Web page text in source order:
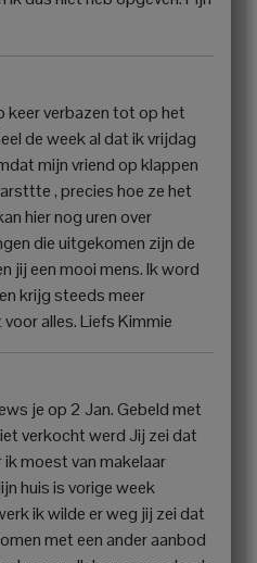
keer verbazen tot op het
de week al dat ik vrijdag
mijn vriend op klappen
, precies hoe ze het
hier nog uren over
die uitgekomen zijn de
jij een mooi mens. Ik word
krijg steeds meer
alles. Liefs Kimmie
je op 2 Jan. Gebeld met
verkocht werd Jij zei dat
moest van makelaar
huis is vorige week
ik wilde er weg jij zei dat
met een ander aanbod